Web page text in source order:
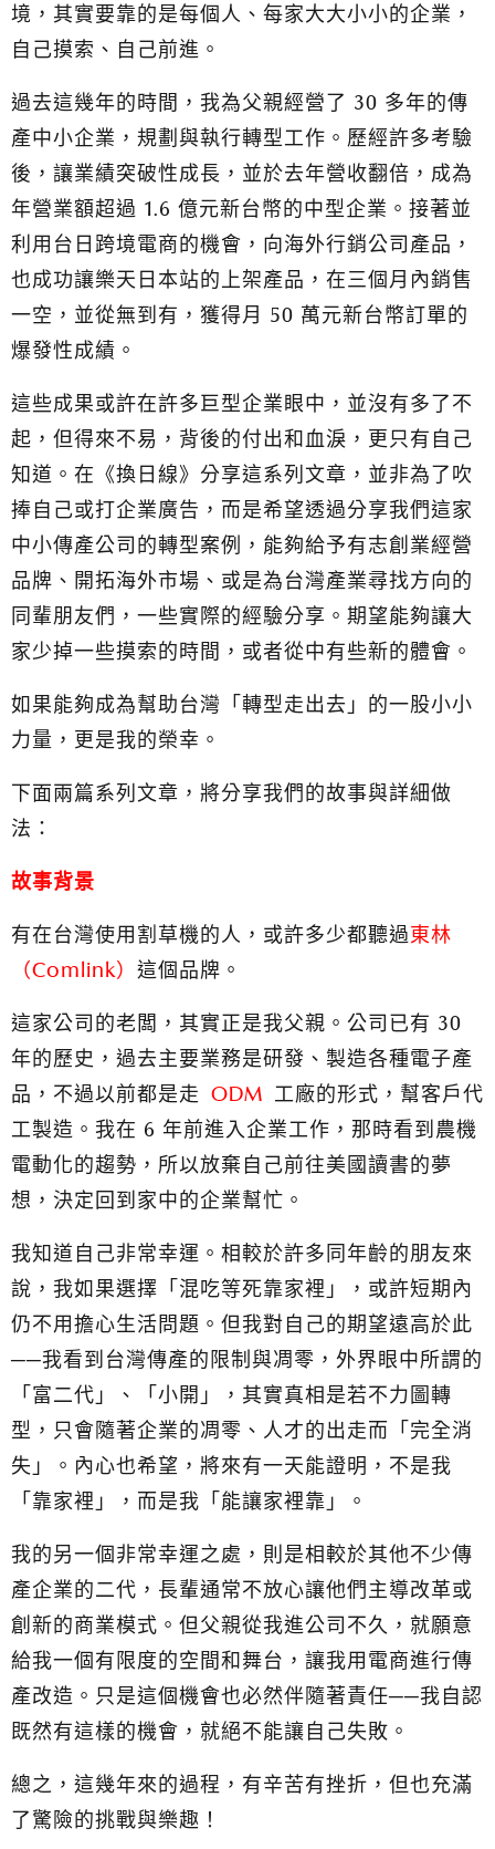
境，其實要靠的是每個人、每家大大小小的企業，
自己摸索、自己前進。
過去這幾年的時間，我為父親經營了 30 多年的傳
產中小企業，規劃與執行轉型工作。歷經許多考驗
後，讓業績突破性成長，並於去年營收翻倍，成為
年營業額超過 1.6 億元新台幣的中型企業。接著並
利用台日跨境電商的機會，向海外行銷公司產品，
也成功讓樂天日本站的上架產品，在三個月內銷售
一空，並從無到有，獲得月 50 萬元新台幣訂單的
爆發性成績。
這些成果或許在許多巨型企業眼中，並沒有多了不
起，但得來不易，背後的付出和血淚，更只有自己
知道。 在《換日線》分享這系列文章，並非為了吹
捧自己或打企業廣告，而是希望透過分享我們這家
中小傳產公司的轉型案例，能夠給予有志創業經營
品牌、開拓海外市場、或是為台灣產業尋找方向的
同輩朋友們，一些實際的經驗分享。期望能夠讓大
家少掉一些摸索的時間，或者從中有些新的體會。
如果能夠成為幫助台灣「轉型走出去」的一股小小
力量，更是我的榮幸。
下面兩篇系列文章，將分享我們的故事與詳細做
法：
故事背景
有在台灣使用割草機的人，或許多少都聽過東林
（Comlink） 這個品牌。
這家公司的老闆，其實正是我父親。公司已有 30
年的歷史，過去主要業務是研發、製造各種電子產
品，不過以前都是走 ODM 工廠的形式，幫客戶代
工製造。我在 6 年前進入企業工作，那時看到農機
電動化的趨勢，所以放棄自己前往美國讀書的夢
想，決定回到家中的企業幫忙。
我知道自己非常幸運。 相較於許多同年齡的朋友來
說，我如果選擇「混吃等死靠家裡」，或許短期內
仍不用擔心生活問題。但我對自己的期望遠高於此
──我看到台灣傳產的限制與凋零，外界眼中所謂的
「富二代」、「小開」，其實真相是若不力圖轉
型，只會隨著企業的凋零、人才的出走而「完全消
失」。內心也希望，將來有一天能證明，不是我
「靠家裡」，而是我「能讓家裡靠」。
我的另一個非常幸運之處，則是相較於其他不少傳
產企業的二代，長輩通常不放心讓他們主導改革或
創新的商業模式。 但父親從我進公司不久，就願意
給我一個有限度的空間和舞台，讓我用電商進行傳
產改造。 只是這個機會也必然伴隨著責任──我自認
既然有這樣的機會，就絕不能讓自己失敗。
總之，這幾年來的過程，有辛苦有挫折，但也充滿
了驚險的挑戰與樂趣！